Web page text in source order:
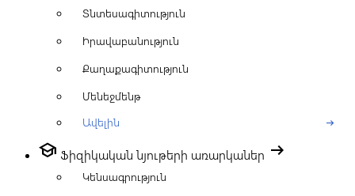
Տնտեսագիտություն
Իրավաբանություն
Քաղաքագիտություն
Մենեջմենթ
Ավելին
arrow_right_alt
school Ֆիզիկական նյութերի առարկաներ arrow_right_alt
Կենսագրություն